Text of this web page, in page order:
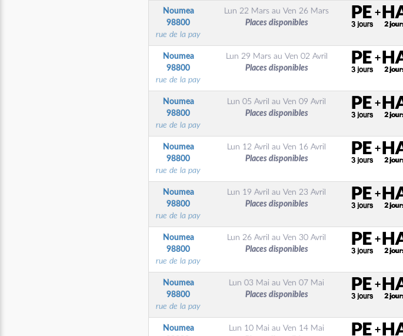
Noumea
98800
rue de la pay
Lun 22 Mars auVen 26 Mars
Places disponibles
Noumea
98800
rue de la pay
Lun 29 Marsau Ven 02 Avril
Places disponibles
Noumea
98800
rue de la pay
Lun 05 Avril auVen 09 Avril
Places disponibles
Noumea
98800
rue de la pay
Lun 12 Avril auVen 16 Avril
Places disponibles
Noumea
98800
rue de la pay
Lun 19 Avril auVen 23 Avril
Places disponibles
Noumea
98800
rue de la pay
Lun 26 Avril auVen 30 Avril
Places disponibles
Noumea
98800
rue de la pay
Lun 03 Mai auVen 07 Mai
Places disponibles
Noumea Lun 10 Mai auVen 14 Mai